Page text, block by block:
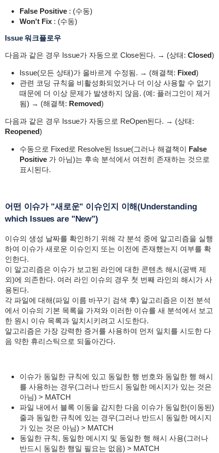
False Positive : (수동)
Won't Fix : (수동)
Issue 워크플로우
다음과 같은 경우 Issue가 자동으로 Close된다. → (상태: Closed)
Issue(모든 상태)가 올바르게 수정됨. → (해결책: Fixed)
관련 코딩 규칙을 비활성화되었거나 더 이상 사용할 수 없기
때문에 더 이상 문제가 발생하지 않음. (예: 플러그인이 제거
됨) → (해결책: Removed)
다음과 같은 경우 Issue가 자동으로 ReOpen된다. → (상태:
Reopened)
수동으로 Fixed로 Resolve된 Issue(그러나 해결책이 False
Positive가 아님)는 후속 분석에서 여전히 존재하는 것으로
표시된다.
어떤 이슈가 "새로운" 이슈인지 이해(Understanding
which Issues are "New")
이슈의 생성 날짜를 확인하기 위해 각 분석 중에 알고리즘을 실행
하여 이슈가 새로운 이슈인지 또는 이전에 존재했는지 여부를 확
인한다.
이 알고리즘은 이슈가 보고된 라인에 대한 콘텐츠 해시(공백 제
외)에 의존한다. 여러 라인 이슈의 경우 첫 번째 라인의 해시가 사
용된다.
각 파일에 대해(파일 이름 바꾸기 검색 후) 알고리즘은 이전 분석
에서 이슈의 기본 목록을 가져와 이러한 이슈를 새 분석에서 보고
한 원시 이슈 목록과 일치시키려고 시도한다.
알고리즘은 가장 강력한 증거를 사용하여 먼저 일치를 시도한 다
음 약한 휴리스틱으로 되돌아간다.
이슈가 동일한 규칙에 있고 동일한 행 번호와 동일한 행 해시
를 사용하는 경우(그러나 반드시 동일한 메시지가 있는 것은
아님) > MATCH
파일 내에서 블록 이동을 감지한 다음 이슈가 동일한(이동된)
줄과 동일한 규칙에 있는 경우(그러나 반드시 동일한 메시지
가 있는 것은 아님) > MATCH
동일한 규칙, 동일한 메시지 및 동일한 행 해시 사용(그러나
반드시 동일한 행일 필요는 없음) > MATCH